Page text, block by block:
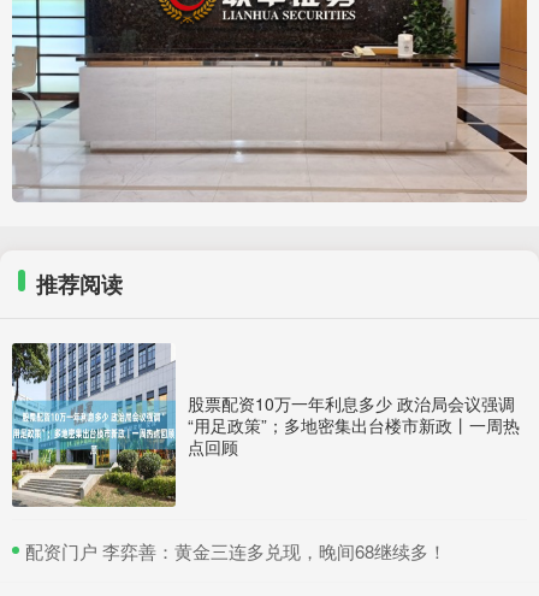
推荐阅读
股票配资10万一年利息多少 政治局会议强调
“用足政策”；多地密集出台楼市新政丨一周热
点回顾
​配资门户 李弈善：黄金三连多兑现，晚间68继续多！